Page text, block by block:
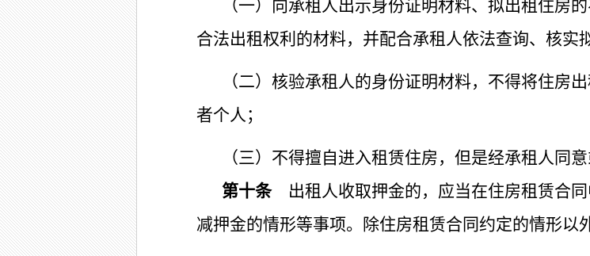
（一）向承租人出示身份证明材料、拟出租住房
合法出租权利的材料，并配合承租人依法查询、核实
（二）核验承租人的身份证明材料，不得将住房
者个人；
（三）不得擅自进入租赁住房，但是经承租人同
第十条出租人收取押金的，应当在住房租赁合同
减押金的情形等事项。除住房租赁合同约定的情形以